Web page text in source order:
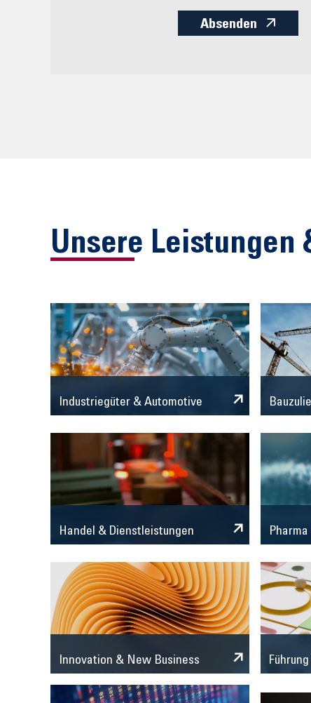
Absenden
Unsere Leistungen
Industriegüter & Automotive
Handel & Dienstleistungen
Innovation & New Business